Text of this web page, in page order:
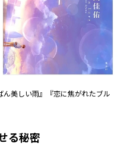
美しい雨』『恋に焦がれたブル
る秘密